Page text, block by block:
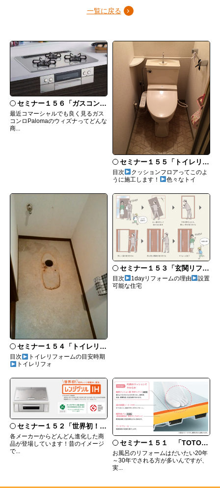
一覧に戻る
セミナー１５６「ガスコンロ Palomaウィズナについて」
最近コマーシャルでも良く見るガス
コンロPalomaのウィズナってどんな
商...
セミナー１５５「トイレリフォームのあれこれ」
目次
クッションフロアってこのよ
うに施工します！
色々なトイ
セミナー１５４「トイレリフォームは壁紙や床も一緒にリフォームするのがいい！」
目次
トイレリフォームの目安時期
トイレリフォ
セミナー１５３「玄関リフォームにおすすめなリシェントとは」
目次 1dayリフォームの理由
設置
可能な住宅
セミナー１５２「世界初！三菱のレンジグリルって何？」
各メーカーからどんどん進化した商
品が登場しています！昔のイメージ
で...
セミナー１５１ 「TOTOシステムバス サザナの特徴」
お風呂のリフォームはだいたい20年
～30年でされる方が多いんですが、
実...